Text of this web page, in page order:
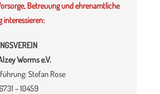
Betreuung und ehrenamtliche
interessieren:
Worms e.V.
Stefan Rose
– 10459